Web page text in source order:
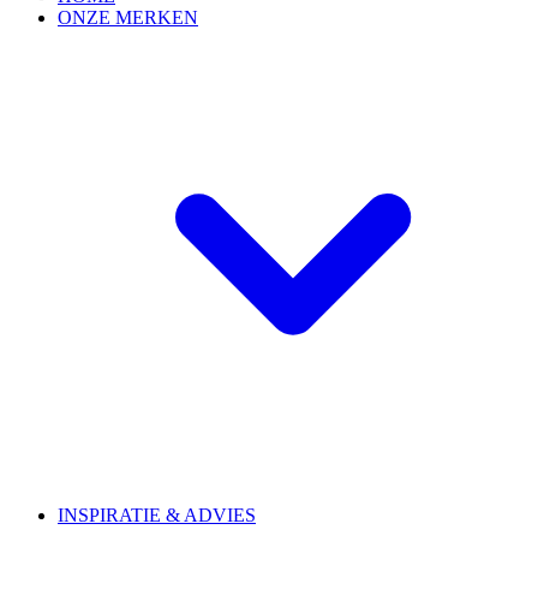
ONZE MERKEN
INSPIRATIE & ADVIES